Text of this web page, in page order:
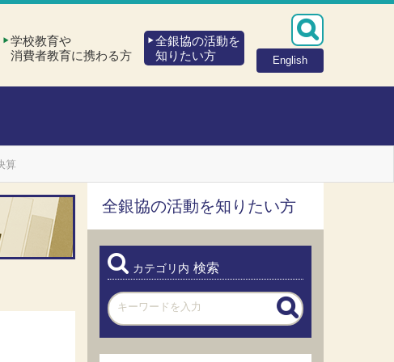
English
学校教育や
消費者教育に携わる方
全銀協の活動を
知りたい方
算
全銀協の活動を知りたい方
カテゴリ内 検索